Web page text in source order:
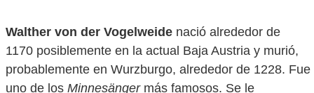
Walther von der Vogelweide nació alrededor de
1170 posiblemente en la actual Baja Austria y murió,
probablemente en Wurzburgo, alrededor de 1228. Fue
uno de los Minnesängermás famosos. Se le